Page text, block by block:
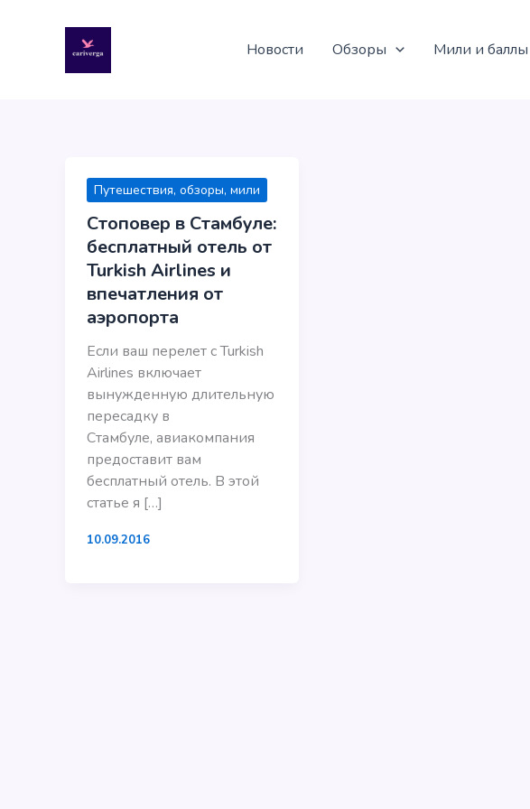
содержимому
Новости Обзоры Мили и баллы
Путешествия, обзоры, мили
Стоповер в Стамбуле:
бесплатный отель от
Turkish Airlines и
впечатления от
аэропорта
Если ваш перелет с Turkish
Airlines включает
вынужденную длительную
пересадку в
Стамбуле, авиакомпания
предоставит вам
бесплатный отель. В этой
статье я […]
10.09.2016